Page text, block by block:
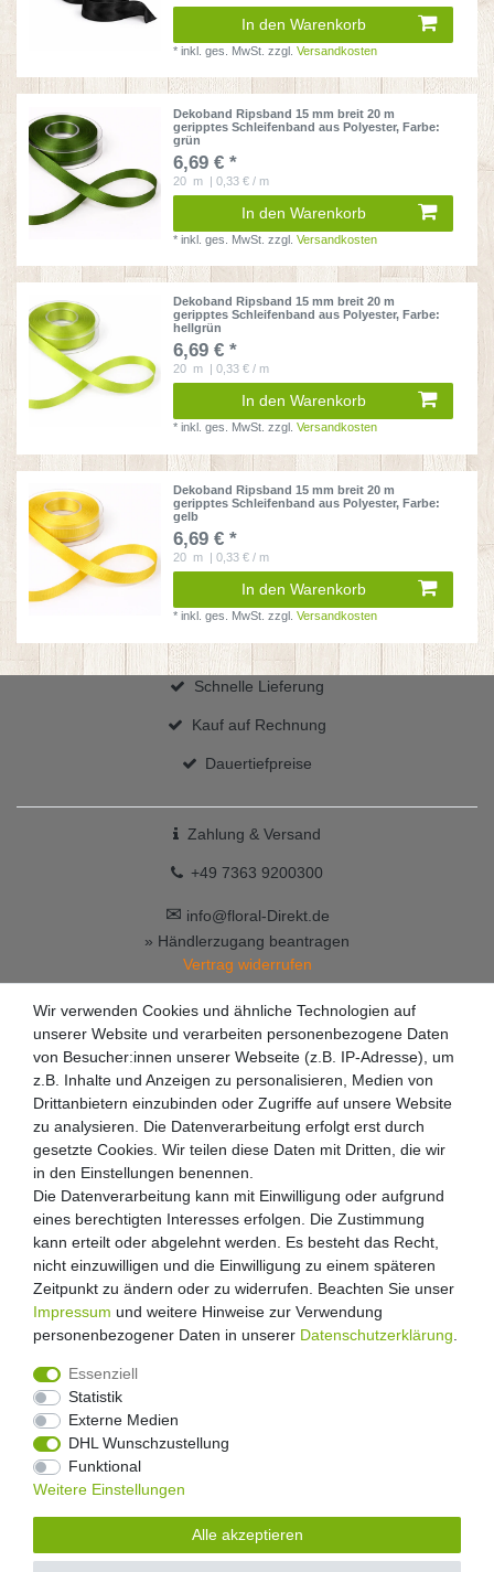
In den Warenkorb
*inkl. ges. MwSt. zzgl.Versandkosten
Dekoband Ripsband 15 mm breit 20 m
geripptes Schleifenband aus Polyester, Farbe:
grün
6,69 € *
20 m | 0,33 € / m
In den Warenkorb
*inkl. ges. MwSt. zzgl.Versandkosten
Dekoband Ripsband 15 mm breit 20 m
geripptes Schleifenband aus Polyester, Farbe:
hellgrün
6,69 € *
20 m | 0,33 € / m
In den Warenkorb
*inkl. ges. MwSt. zzgl.Versandkosten
Dekoband Ripsband 15 mm breit 20 m
geripptes Schleifenband aus Polyester, Farbe:
gelb
6,69 € *
20 m | 0,33 € / m
In den Warenkorb
*inkl. ges. MwSt. zzgl.Versandkosten
Schnelle Lieferung
Kauf auf Rechnung
Dauertiefpreise
Zahlung & Versand
+49 7363 9200300
✉ info@floral-Direkt.de
» Händlerzugang beantragen
Vertrag widerrufen
Widerrufs­recht Widerrufs­formular
Daten­schutz­erklärung
Wir verwenden Cookies und ähnliche Technologien auf
unserer Website und verarbeiten personenbezogene Daten
von Besucher:innen unserer Webseite (z.B. IP-Adresse), um
z.B. Inhalte und Anzeigen zu personalisieren, Medien von
Drittanbietern einzubinden oder Zugriffe auf unsere Website
zu analysieren. Die Datenverarbeitung erfolgt erst durch
gesetzte Cookies. Wir teilen diese Daten mit Dritten, die wir
in den Einstellungen benennen.
Die Datenverarbeitung kann mit Einwilligung oder aufgrund
eines berechtigten Interesses erfolgen. Die Zustimmung
kann erteilt oder abgelehnt werden. Es besteht das Recht,
nicht einzuwilligen und die Einwilligung zu einem späteren
Zeitpunkt zu ändern oder zu widerrufen. Beachten Sie unser
Impressum und weitere Hinweise zur Verwendung
personenbezogener Daten in unserer Daten­schutz­erklärung
Essenziell
Statistik
Externe Medien
DHL Wunschzustellung
Funktional
Weitere Einstellungen
Alle akzeptieren